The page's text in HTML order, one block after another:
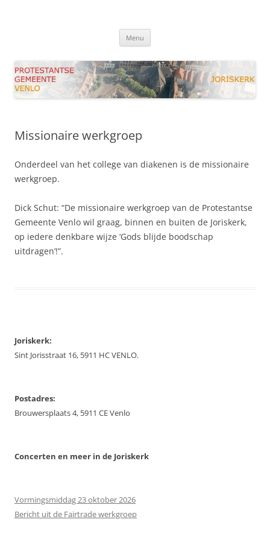
Menu
Missionaire werkgroep
Onderdeel van het college van diakenen is de missionaire
werkgroep.
Dick Schut: “De missionaire werkgroep van de Protestantse
Gemeente Venlo wil graag, binnen en buiten de Joriskerk,
op iedere denkbare wijze ‘Gods blijde boodschap
uitdragen’!”.
Joriskerk:
Sint Jorisstraat 16, 5911 HC VENLO.
Postadres:
Brouwersplaats 4, 5911 CE Venlo
Concerten en meer in de Joriskerk
Vormingsmiddag 23 oktober 2026
Bericht uit de Fairtrade werkgroep